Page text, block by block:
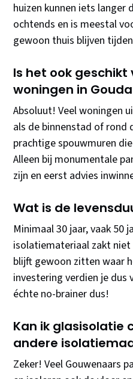
huizen kunnen iets langer
ochtends en is meestal
gewoon thuis blijven
Is het ook geschikt
woningen in
Absoluut! Veel woningen
als de binnenstad of rond
prachtige spouwmuren
Alleen bij monumentale
zijn en eerst advies
Wat is de
Minimaal 30 jaar, vaak 50
isolatiemateriaal zakt
blijft gewoon zitten waar
investering verdien je dus
échte no-brainer dus!
Kan ik glasisolatie
andere
Zeker! Veel Gouwenaars